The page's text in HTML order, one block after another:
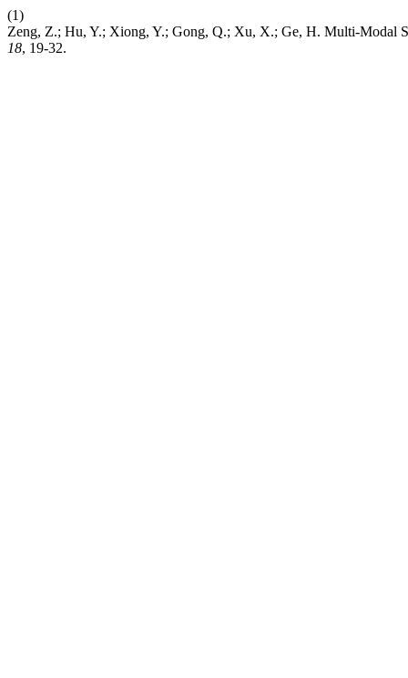
(1)
Zeng, Z.; Hu, Y.; Xiong, Y.; Gong, Q.; Xu, X.; Ge, H. Multi-Modal
18, 19-32.